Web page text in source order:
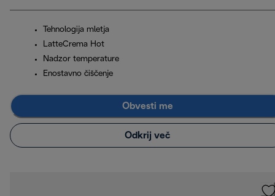
Tehnologija mletja
LatteCrema Hot
Nadzor temperature
Enostavno čiščenje
Obvesti me
Odkrij več